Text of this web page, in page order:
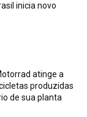
inicia novo
atinge a
produzidas
de sua planta